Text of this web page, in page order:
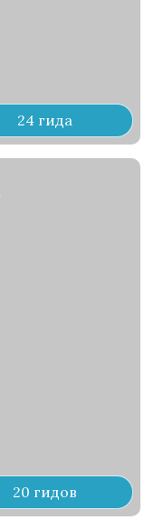
24 гида
20 гидов